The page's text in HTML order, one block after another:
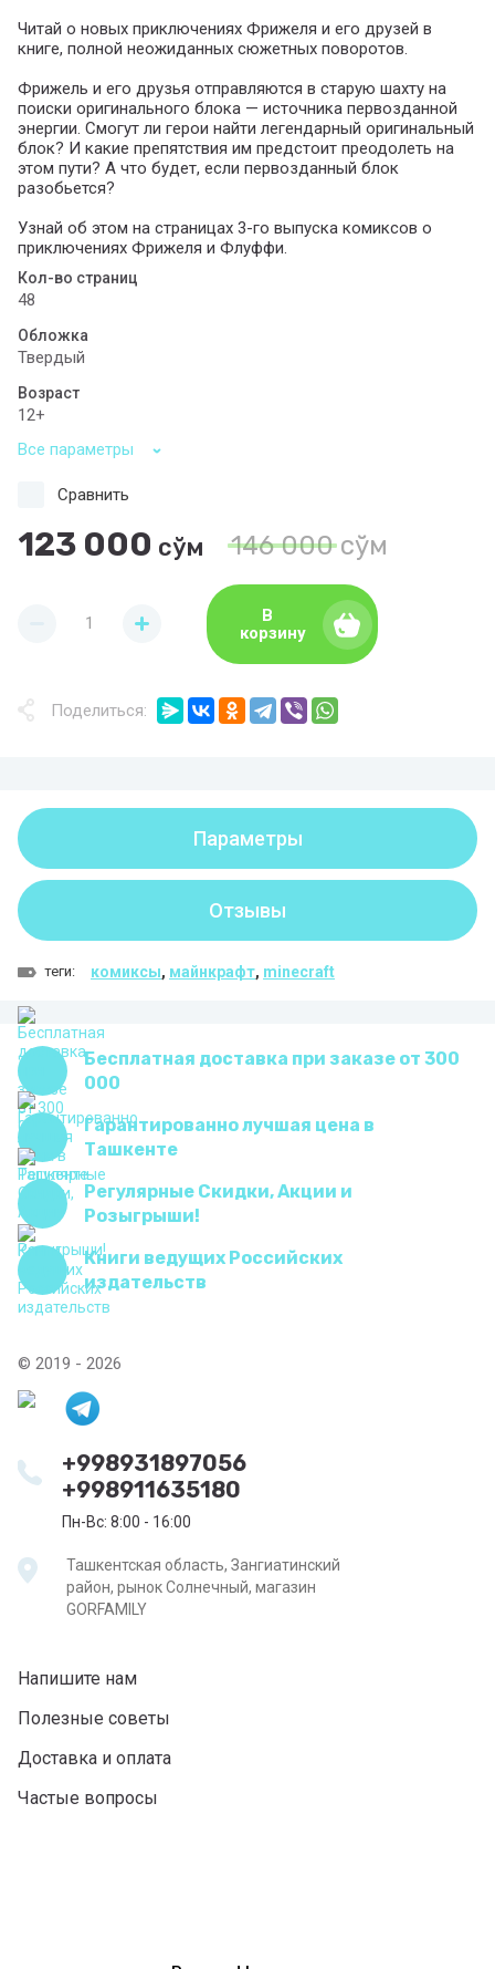
Читай о новых приключениях Фрижеля и его друзей в
книге, полной неожиданных сюжетных поворотов.
Фрижель и его друзья отправляются в старую шахту на
поиски оригинального блока — источника первозданной
энергии. Смогут ли герои найти легендарный оригинальный
блок? И какие препятствия им предстоит преодолеть на
этом пути? А что будет, если первозданный блок
разобьется?
Узнай об этом на страницах 3-го выпуска комиксов о
приключениях Фрижеля и Флуффи.
Кол-во страниц
48
Обложка
Твердый
Возраст
12+
Все параметры
146 000сўм
123 000 сўм
Сравнить
В
корзину
Поделиться:
Параметры
Отзывы
теги: комиксы, майнкрафт, minecraft
Бесплатная доставка при заказе от 300
000
Гарантированно лучшая цена в
Ташкенте
Регулярные Скидки, Акции и
Розыгрыши!
Книги ведущих Российских
издательств
© 2019 - 2026
+998931897056
+998911635180
Пн-Вс: 8:00 - 16:00
Ташкентская область, Зангиатинский
район, рынок Солнечный, магазин
GORFAMILY
Напишите нам
Полезные советы
Доставка и оплата
Частые вопросы